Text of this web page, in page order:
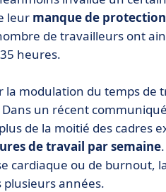
leur manque de
de travailleurs ont
heures.
la modulation du temps de
un récent
de la moitié des cadres
de travail par semaine
cardiaque ou de burnout,
années.